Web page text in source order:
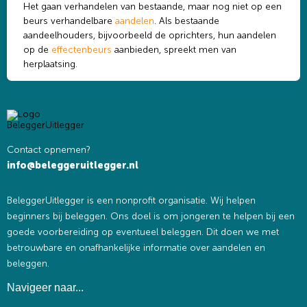
Het gaan verhandelen van bestaande, maar nog niet op een
beurs verhandelbare aandelen. Als bestaande
aandeelhouders, bijvoorbeeld de oprichters, hun aandelen
op de effecten­beurs aanbieden, spreekt men van
herplaatsing.
Contact opnemen?
info@beleggeruitlegger.nl
BeleggerUitlegger is een nonprofit organisatie. Wij helpen
beginners bij beleggen. Ons doel is om jongeren te helpen bij een
goede voorbereiding op eventueel beleggen. Dit doen we met
betrouwbare en onafhankelijke informatie over aandelen en
beleggen.
Navigeer naar...